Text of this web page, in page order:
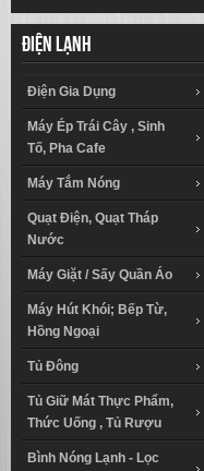
Điện lạnh
Điện Gia Dụng
Máy Ép Trái Cây , Sinh
Tố, Pha Cafe
Máy Tắm Nóng
Quạt Điện, Quạt Tháp
Nước
Máy Giặt / Sấy Quần Áo
Máy Hút Khói; Bếp Từ,
Hồng Ngoại
Tủ Đông
Tủ Giữ Mát Thực Phẩm,
Thức Uống , Tủ Rượu
Bình Nóng Lạnh - Lọc